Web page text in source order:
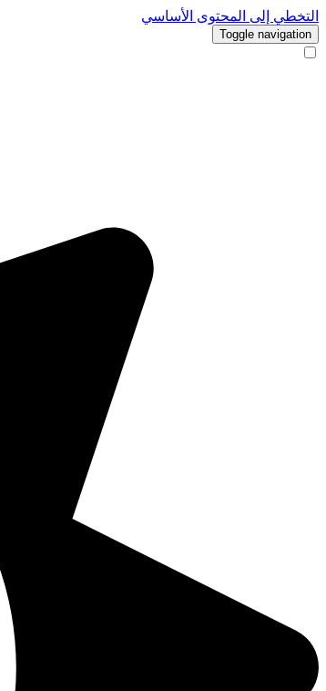
التخطي إلى المحتوى الأساسي
Toggle navigation